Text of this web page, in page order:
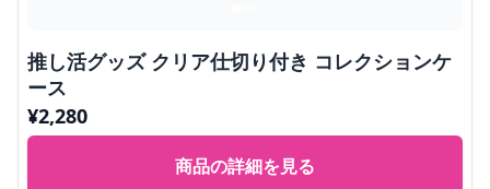
推し活グッズ クリア仕切り付き コレクションケ
ース
¥2,280
商品の詳細を見る